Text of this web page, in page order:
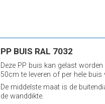
PP BUIS RAL 7032
Deze PP buis kan gelast
50cm te leveren of per hele buis
De middelste maat is de
de wanddikte.